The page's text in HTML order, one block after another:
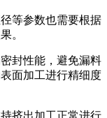
等参数也需要根据
。
封性能，避免漏料
面加工进行精细度
挤出加工正常进行